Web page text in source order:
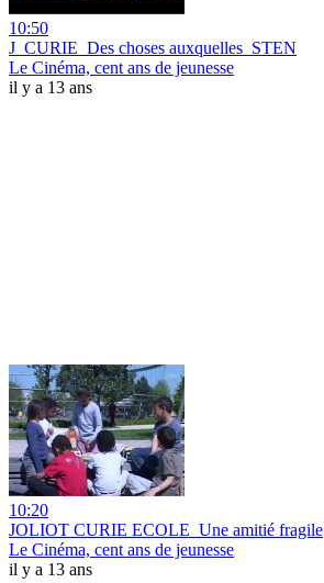
10:50
J_CURIE_Des choses auxquelles_STEN
Le Cinéma, cent ans de jeunesse
il y a 13 ans
10:20
JOLIOT CURIE ECOLE_Une amitié fragile
Le Cinéma, cent ans de jeunesse
il y a 13 ans